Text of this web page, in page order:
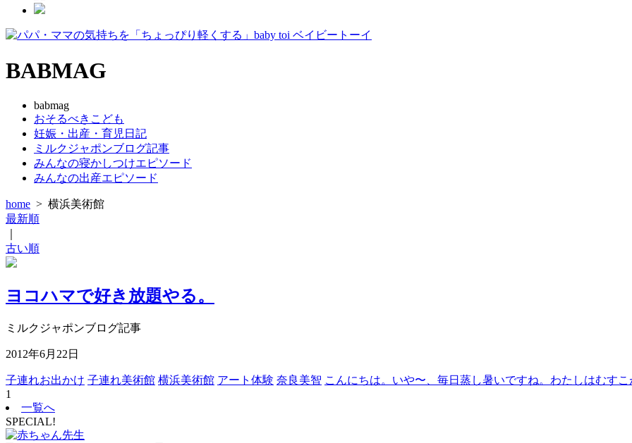
BABMAG
babmag
おそるべきこども
妊娠・出産・育児日記
ミルクジャポンブログ記事
みんなの寝かしつけエピソード
みんなの出産エピソード
home > 横浜美術館
最新順
古い順
ヨコハマで好き放題やる。
ミルクジャポンブログ記事
2012年6月22日
子連れお出かけ 子連れ美術館 横浜美術館 アート体験 奈良美智 こんにちは。いや〜、毎日蒸し暑いですね。わたしはむす
1
一覧へ
SPECIAL!